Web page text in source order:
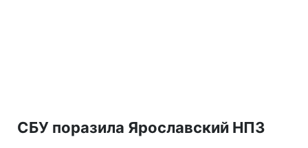
СБУ поразила Ярославский НПЗ